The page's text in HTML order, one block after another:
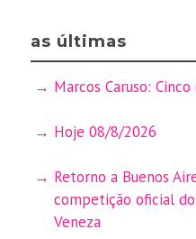
as últimas
Marcos Caruso:
Hoje 08/8/2026
Retorno a Buenos
competição oficial
Veneza